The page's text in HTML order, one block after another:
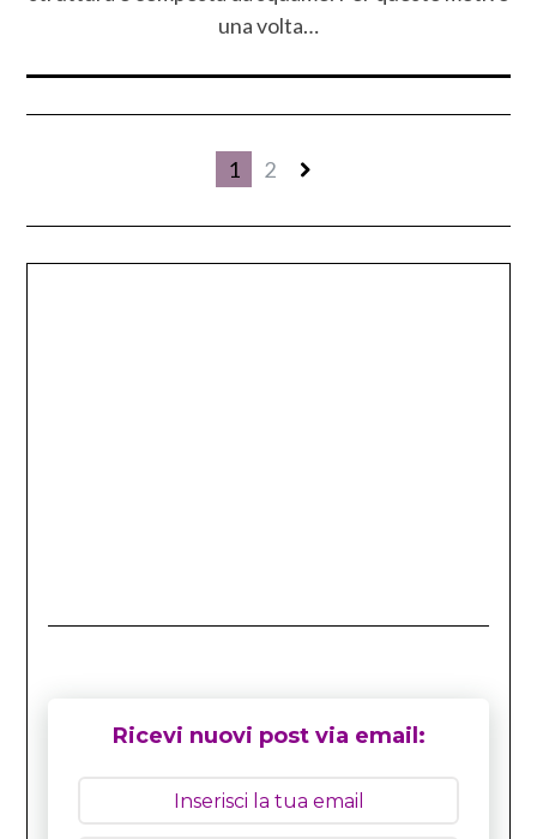
una volta…
1 2
Ricevi nuovi post via email: